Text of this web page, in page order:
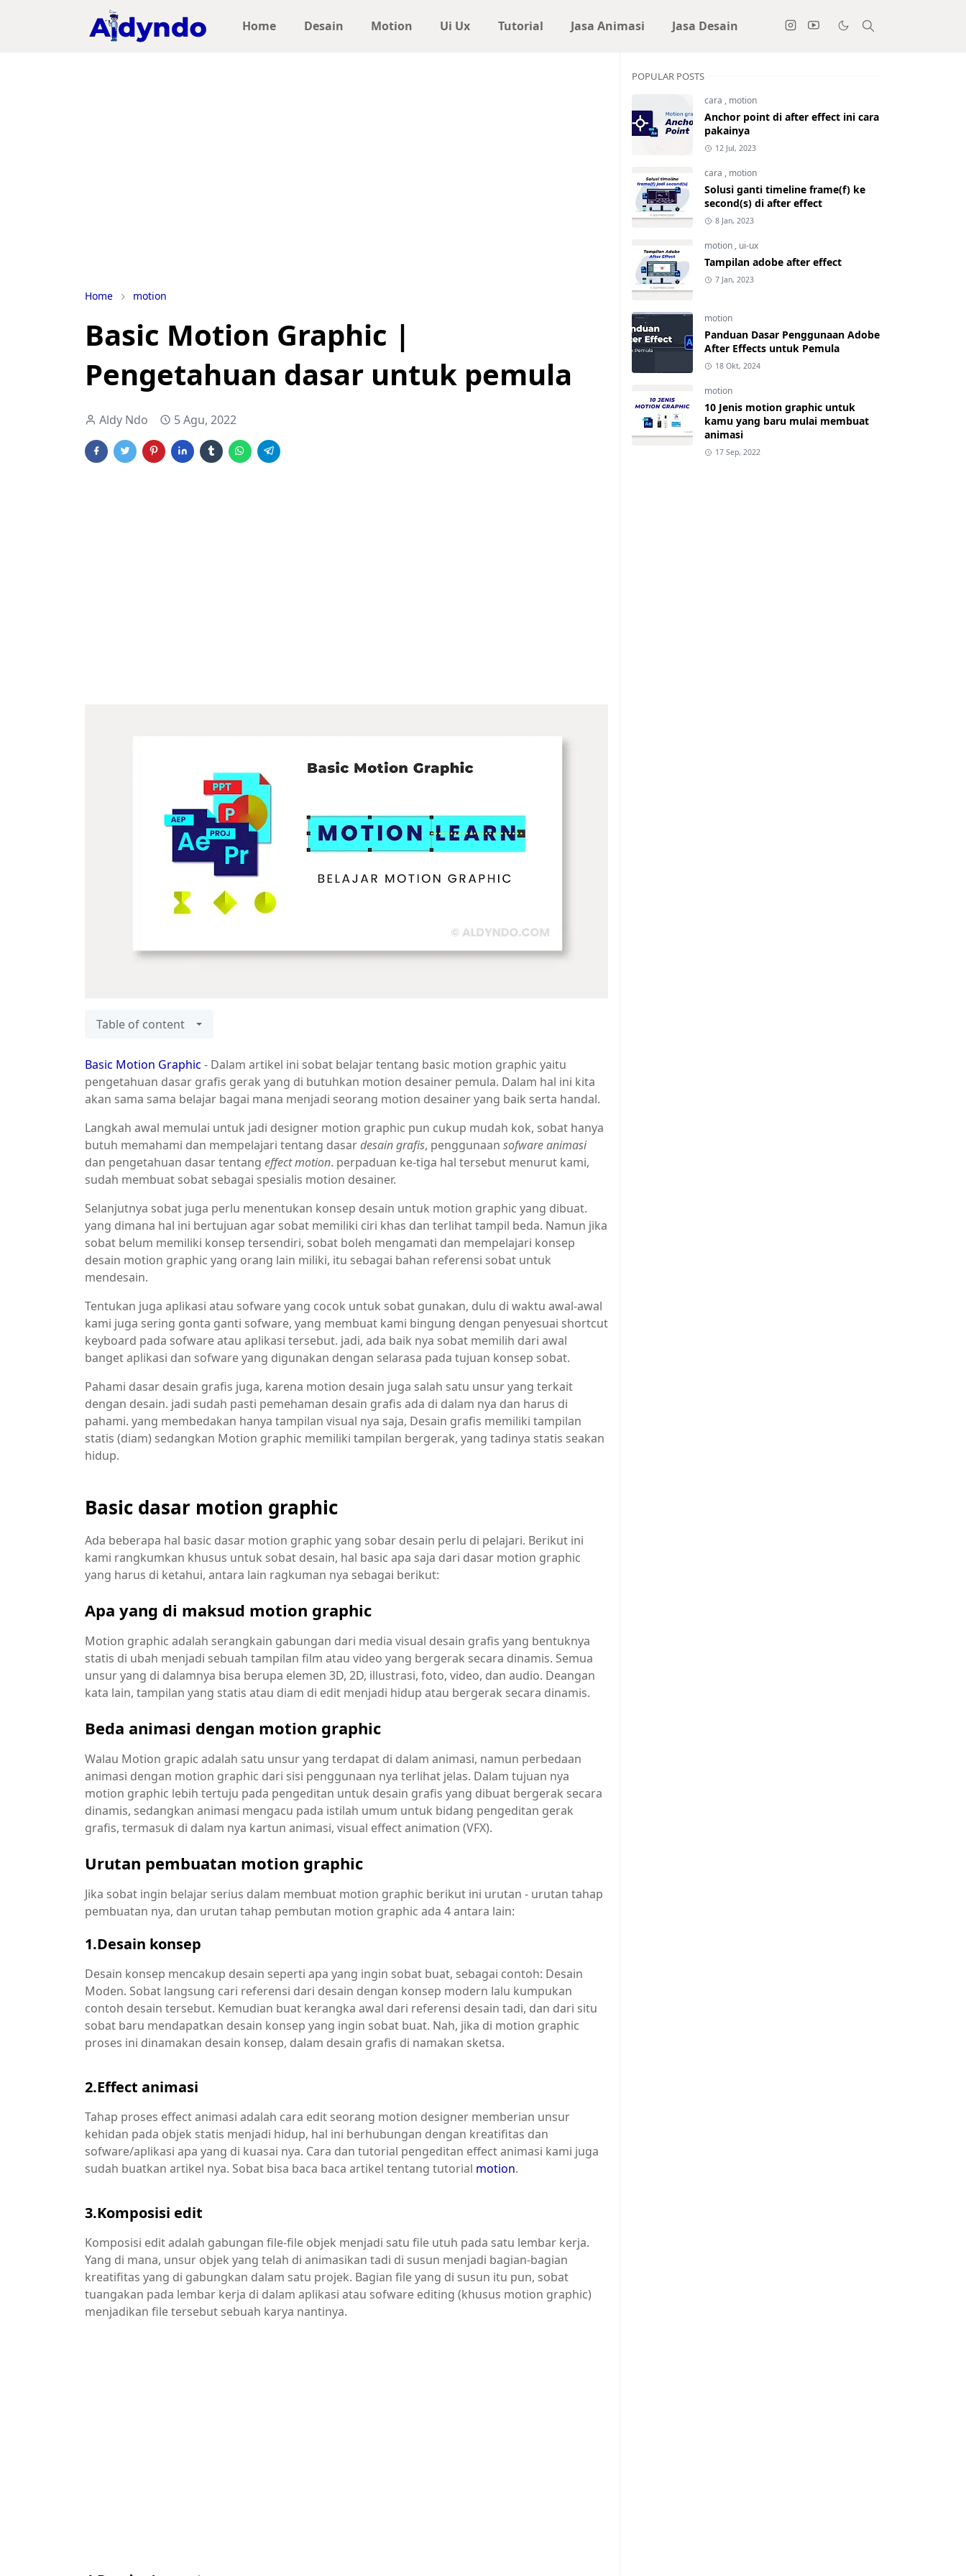
Home Desain Motion Ui Ux Tutorial Jasa Animasi Jasa Desain
Home motion
Basic Motion Graphic |
Pengetahuan dasar untuk pemula
Aldy Ndo 5 Agu, 2022
Table of content
Basic Motion Graphic - Dalam artikel ini sobat belajar tentang basic motion graphic yaitu
pengetahuan dasar grafis gerak yang di butuhkan motion desainer pemula. Dalam hal ini kita
akan sama sama belajar bagai mana menjadi seorang motion desainer yang baik serta handal.
Langkah awal memulai untuk jadi designer motion graphic pun cukup mudah kok, sobat hanya
butuh memahami dan mempelajari tentang dasardesain grafis, penggunaan sofware animasi
dan pengetahuan dasar tentang effect motion. perpaduan ke-tiga hal tersebut menurut kami,
sudah membuat sobat sebagai spesialis motion desainer.
Selanjutnya sobat juga perlu menentukan konsep desain untuk motion graphic yang dibuat.
yang dimana hal ini bertujuan agar sobat memiliki ciri khas dan terlihat tampil beda. Namun jika
sobat belum memiliki konsep tersendiri, sobat boleh mengamati dan mempelajari konsep
desain motion graphic yang orang lain miliki, itu sebagai bahan referensi sobat untuk
mendesain.
Tentukan juga aplikasi atau sofware yang cocok untuk sobat gunakan, dulu di waktu awal-awal
kami juga sering gonta ganti sofware, yang membuat kami bingung dengan penyesuai shortcut
keyboard pada sofware atau aplikasi tersebut. jadi, ada baik nya sobat memilih dari awal
banget aplikasi dan sofware yang digunakan dengan selarasa pada tujuan konsep sobat.
Pahami dasar desain grafis juga, karena motion desain juga salah satu unsur yang terkait
dengan desain. jadi sudah pasti pemehaman desain grafis ada di dalam nya dan harus di
pahami. yang membedakan hanya tampilan visual nya saja, Desain grafis memiliki tampilan
statis (diam) sedangkan Motion graphic memiliki tampilan bergerak, yang tadinya statis seakan
hidup.
Basic dasar motion graphic
Ada beberapa hal basic dasar motion graphic yang sobar desain perlu di pelajari. Berikut ini
kami rangkumkan khusus untuk sobat desain, hal basic apa saja dari dasar motion graphic
yang harus di ketahui, antara lain ragkuman nya sebagai berikut:
Apa yang di maksud motion graphic
Motion graphic adalah serangkain gabungan dari media visual desain grafis yang bentuknya
statis di ubah menjadi sebuah tampilan film atau video yang bergerak secara dinamis. Semua
unsur yang di dalamnya bisa berupa elemen 3D, 2D, illustrasi, foto, video, dan audio. Deangan
kata lain, tampilan yang statis atau diam di edit menjadi hidup atau bergerak secara dinamis.
Beda animasi dengan motion graphic
Walau Motion grapic adalah satu unsur yang terdapat di dalam animasi, namun perbedaan
animasi dengan motion graphic dari sisi penggunaan nya terlihat jelas. Dalam tujuan nya
motion graphic lebih tertuju pada pengeditan untuk desain grafis yang dibuat bergerak secara
dinamis, sedangkan animasi mengacu pada istilah umum untuk bidang pengeditan gerak
grafis, termasuk di dalam nya kartun animasi, visual effect animation (VFX).
Urutan pembuatan motion graphic
Jika sobat ingin belajar serius dalam membuat motion graphic berikut ini urutan - urutan tahap
pembuatan nya, dan urutan tahap pembutan motion graphic ada 4 antara lain:
1.Desain konsep
Desain konsep mencakup desain seperti apa yang ingin sobat buat, sebagai contoh: Desain
Moden. Sobat langsung cari referensi dari desain dengan konsep modern lalu kumpukan
contoh desain tersebut. Kemudian buat kerangka awal dari referensi desain tadi, dan dari situ
sobat baru mendapatkan desain konsep yang ingin sobat buat. Nah, jika di motion graphic
proses ini dinamakan desain konsep, dalam desain grafis di namakan sketsa.
2.Effect animasi
Tahap proses effect animasi adalah cara edit seorang motion designer memberian unsur
kehidan pada objek statis menjadi hidup, hal ini berhubungan dengan kreatifitas dan
sofware/aplikasi apa yang di kuasai nya. Cara dan tutorial pengeditan effect animasi kami juga
sudah buatkan artikel nya. Sobat bisa baca baca artikel tentang tutorial motion.
3.Komposisi edit
Komposisi edit adalah gabungan file-file objek menjadi satu file utuh pada satu lembar kerja.
Yang di mana, unsur objek yang telah di animasikan tadi di susun menjadi bagian-bagian
kreatifitas yang di gabungkan dalam satu projek. Bagian file yang di susun itu pun, sobat
tuangakan pada lembar kerja di dalam aplikasi atau sofware editing (khusus motion graphic)
menjadikan file tersebut sebuah karya nantinya.
POPULAR POSTS
cara , motion
Anchor point di after effect ini cara
pakainya
12 Jul, 2023
cara , motion
Solusi ganti timeline frame(f) ke
second(s) di after effect
8 Jan, 2023
motion , ui-ux
Tampilan adobe after effect
7 Jan, 2023
motion
Panduan Dasar Penggunaan Adobe
After Effects untuk Pemula
18 Okt, 2024
motion
10 Jenis motion graphic untuk
kamu yang baru mulai membuat
animasi
17 Sep, 2022